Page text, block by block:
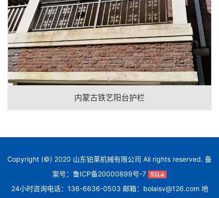
内蒙古铁艺阳台护栏
Copyright (©) 2020 山东铂莱机械有限公司 All rights reserved. 备
案号： 鲁ICP备20000899号-7 51La
24小时咨询电话：136-6636-0503 邮箱：bolaisv@126.com 地